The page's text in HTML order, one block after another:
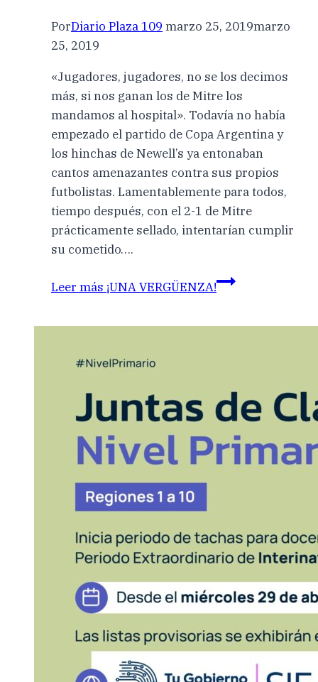
PorDiario Plaza 109 marzo 25, 2019marzo
25, 2019
«Jugadores, jugadores, no se los decimos
más, si nos ganan los de Mitre los
mandamos al hospital». Todavía no había
empezado el partido de Copa Argentina y
los hinchas de Newell’s ya entonaban
cantos amenazantes contra sus propios
futbolistas. Lamentablemente para todos,
tiempo después, con el 2-1 de Mitre
prácticamente sellado, intentarían cumplir
su cometido….
Leer más ¡UNA VERGÜENZA!